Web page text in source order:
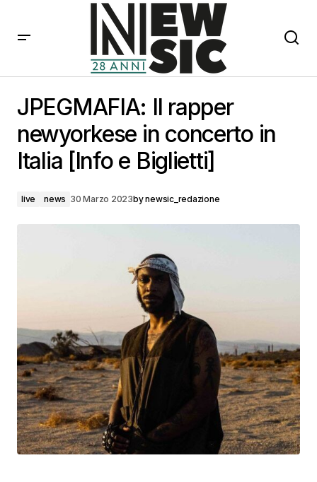
[Info e Biglietti]
JPEGMAFIA: Il rapper
newyorkese in concerto in
Italia [Info e Biglietti]
live news 30 Marzo 2023bynewsic_redazione